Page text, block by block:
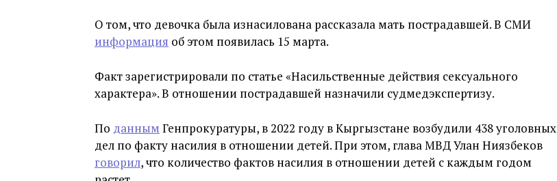
О том, что девочка была изнасилована рассказала мать пострадавшей. В СМИ
информация об этом появилась 15 марта.
Факт зарегистрировали по статье «Насильственные действия сексуального
характера». В отношении пострадавшей назначили судмедэкспертизу.
По данным Генпрокуратуры, в 2022 году в Кыргызстане возбудили 438 уголовных
дел по факту насилия в отношении детей. При этом, глава МВД Улан Ниязбеков
говорил, что количество фактов насилия в отношении детей с каждым годом